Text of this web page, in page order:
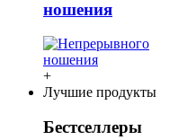
ношения
+
Лучшие продукты
Бестселлеры